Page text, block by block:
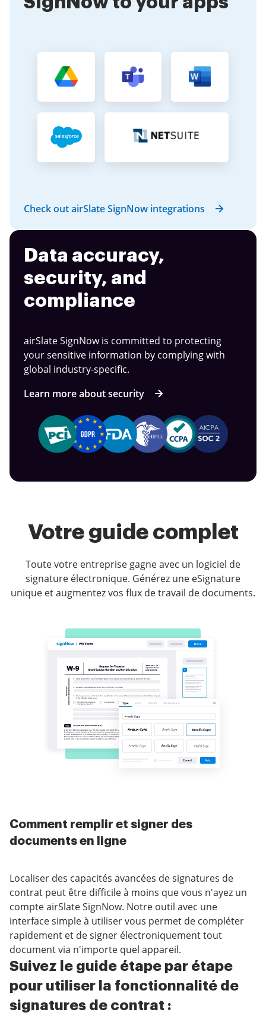
Check out airSlate SignNow integrations
Data accuracy,
security, and
compliance
airSlate SignNow is committed to protecting
your sensitive information by complying with
global industry-specific.
Learn more about security
Votre guide complet
Toute votre entreprise gagne avec un logiciel de
signature électronique. Générez une eSignature
unique et augmentez vos flux de travail de documents.
Comment remplir et signer des
documents en ligne
Localiser des capacités avancées de signatures de
contrat peut être difficile à moins que vous n'ayez un
compte airSlate SignNow. Notre outil avec une
interface simple à utiliser vous permet de compléter
rapidement et de signer électroniquement tout
document via n'importe quel appareil.
Suivez le guide étape par étape
pour utiliser la fonctionnalité de
signatures de contrat :